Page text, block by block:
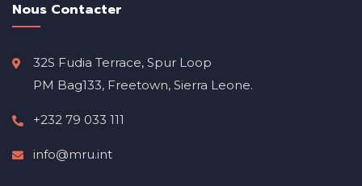
Nous Contacter
32S Fudia Terrace, Spur Loop
PM Bag133, Freetown, Sierra Leone.
+232 79 033 111
info@mru.int